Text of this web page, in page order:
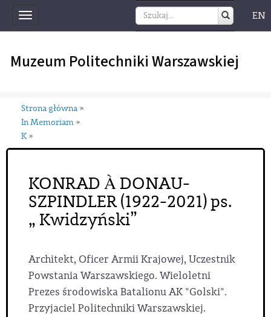
Toggle
navigation
EN
Muzeum Politechniki Warszawskiej
Strona główna »
In Memoriam »
K »
KONRAD À DONAU-
SZPINDLER (1922-2021) ps.
„ Kwidzyński”
Architekt, Oficer Armii Krajowej, Uczestnik
Powstania Warszawskiego. Wieloletni
Prezes środowiska Batalionu AK "Golski".
Przyjaciel Politechniki Warszawskiej.